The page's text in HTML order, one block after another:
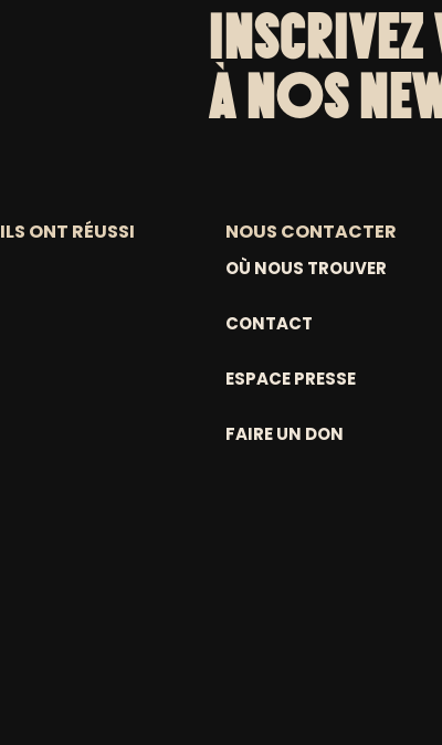
À NOS
ILS ONT RÉUSSI NOUS CONTACTER
OÙ NOUS TROUVER
CONTACT
ESPACE PRESSE
FAIRE UN DON